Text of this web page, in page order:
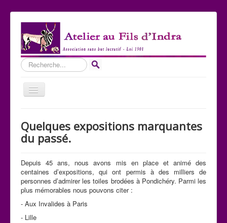
Rechercher
Basculer
la
Qui sommes-nous ?
Les toiles
Participer
Nous contacter
Sites amis
Quelques expositions marquantes
du passé.
Depuis 45 ans, nous avons mis en place et animé des
centaines d’expositions, qui ont permis à des milliers de
personnes d’admirer les toiles brodées à Pondichéry. Parmi les
plus mémorables nous pouvons citer :
- Aux Invalides à Paris
- Lille